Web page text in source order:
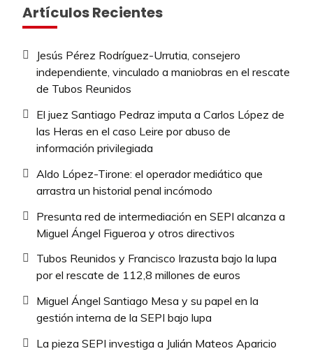
Artículos Recientes
Jesús Pérez Rodríguez-Urrutia, consejero
independiente, vinculado a maniobras en el rescate
de Tubos Reunidos
El juez Santiago Pedraz imputa a Carlos López de
las Heras en el caso Leire por abuso de
información privilegiada
Aldo López-Tirone: el operador mediático que
arrastra un historial penal incómodo
Presunta red de intermediación en SEPI alcanza a
Miguel Ángel Figueroa y otros directivos
Tubos Reunidos y Francisco Irazusta bajo la lupa
por el rescate de 112,8 millones de euros
Miguel Ángel Santiago Mesa y su papel en la
gestión interna de la SEPI bajo lupa
La pieza SEPI investiga a Julián Mateos Aparicio